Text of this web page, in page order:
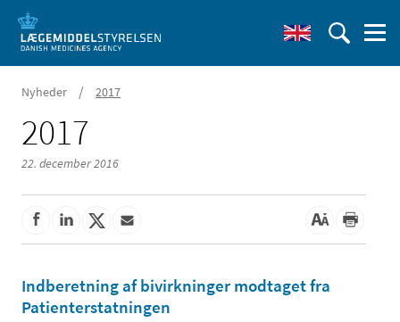
Nyheder / 2017
2017
22. december 2016
Indberetning af bivirkninger modtaget fra
Patienterstatningen